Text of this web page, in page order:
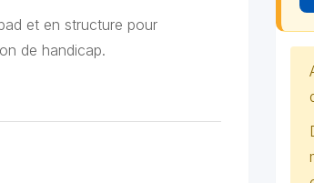
et en structure pour
de handicap.